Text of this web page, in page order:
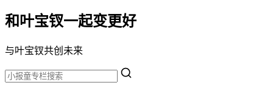
和叶宝钗一起变更好
与叶宝钗共创未来